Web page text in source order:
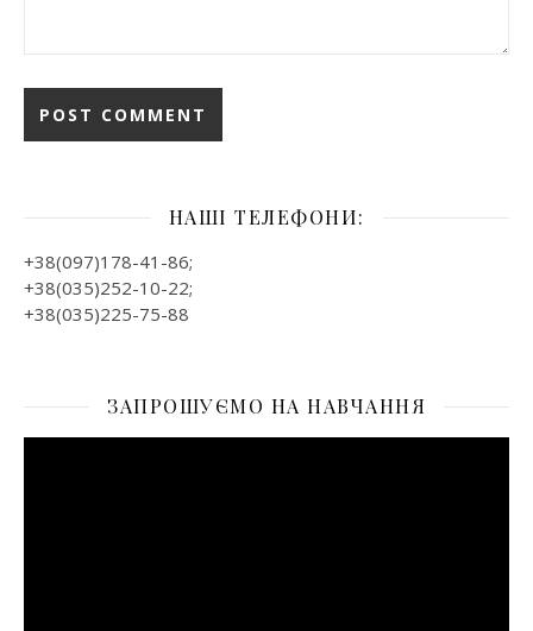
НАШІ ТЕЛЕФОНИ:
+38(097)178-41-86;
+38(035)252-10-22;
+38(035)225-75-88
ЗАПРОШУЄМО НА НАВЧАННЯ
Відеопрогравач